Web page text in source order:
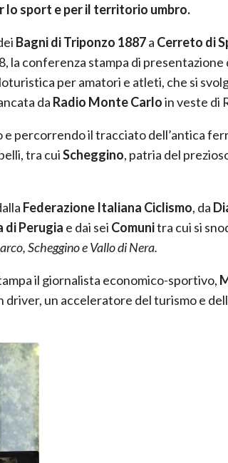
lo sport e per il territorio umbro.
Bagni di Triponzo 1887a Cerreto di
la conferenza stampa di presentazione
per amatori e atleti, che si
da Radio Monte Carloin veste di
e percorrendo il tracciato dell’antica
tra cuiScheggino, patria del
Federazione Italiana Ciclismo, da
di Perugia e dai sei Comunitra cui si
Scheggino e Vallo di Nera.
il giornalista economico-sportivo,
un acceleratore del turismo e